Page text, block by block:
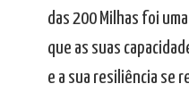
das 200 Milhas foi
que as suas
e a sua resiliência se